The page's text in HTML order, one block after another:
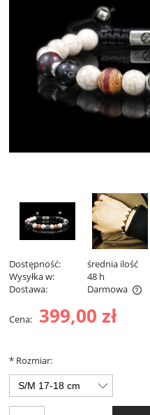
Dostępność:
średnia ilość
Wysyłka w:
48 h
Dostawa:
Darmowa
Cena: 399,00 zł
* Rozmiar: